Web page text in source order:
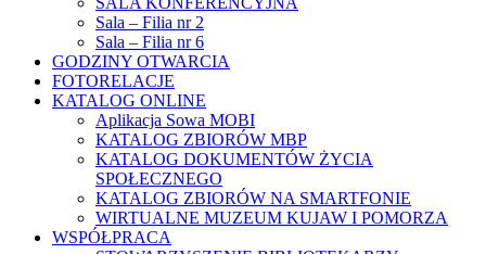
Sala – Filia nr 2
Sala – Filia nr 6
GODZINY OTWARCIA
FOTORELACJE
KATALOG ONLINE
Aplikacja Sowa MOBI
KATALOG ZBIORÓW MBP
KATALOG DOKUMENTÓW ŻYCIA
SPOŁECZNEGO
KATALOG ZBIORÓW NA SMARTFONIE
WIRTUALNE MUZEUM KUJAW I POMORZA
WSPÓŁPRACA